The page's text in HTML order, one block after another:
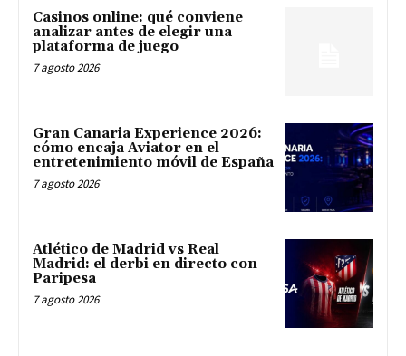
Casinos online: qué conviene
analizar antes de elegir una
plataforma de juego
7 agosto 2026
Gran Canaria Experience 2026:
cómo encaja Aviator en el
entretenimiento móvil de España
7 agosto 2026
Atlético de Madrid vs Real
Madrid: el derbi en directo con
Paripesa
7 agosto 2026